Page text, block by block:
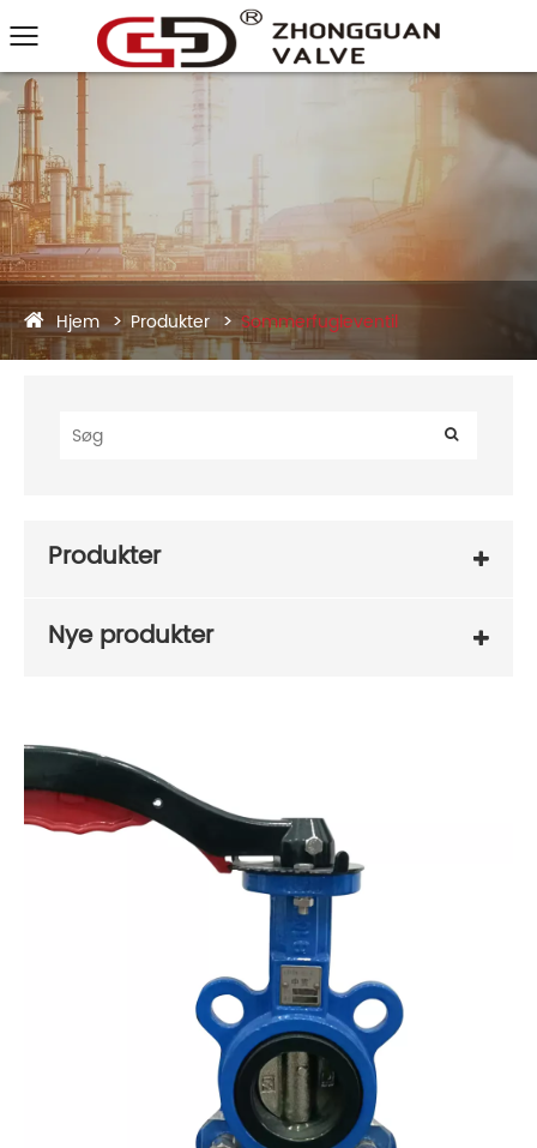
Hjem Produkter Sommerfugleventil
Produkter
Nye produkter